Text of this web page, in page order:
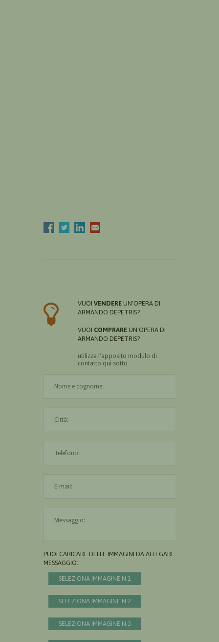
VUOI VENDERE UN'OPERA DI
ARMANDO DEPETRIS?
VUOI COMPRARE UN'OPERA DI
ARMANDO DEPETRIS?
utilizza l'apposito modulo di
contatto qui sotto
PUOI CARICARE DELLE IMMAGINI DA ALLEGARE AL
MESSAGGIO:
SELEZIONA IMMAGINE N.1
SELEZIONA IMMAGINE N.2
SELEZIONA IMMAGINE N.3